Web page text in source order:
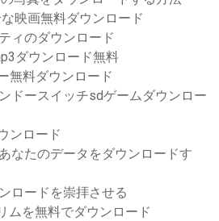
映画無料ダウンロード
ィのダウンロード
ダウンロード無料
無料ダウンロード
ドースイッチsdゲームダウンロー
ンロード
なたのデータをダウンロードす
ロードを崇拝させる
ムを無料でダウンロード